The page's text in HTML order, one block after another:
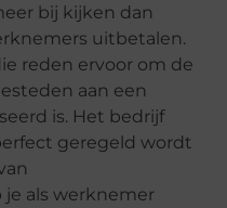
bij kijken dan
uitbetalen.
reden ervoor om de
aan een
is. Het bedrijf
geregeld wordt
je als werknemer